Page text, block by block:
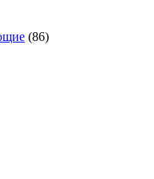
(86)